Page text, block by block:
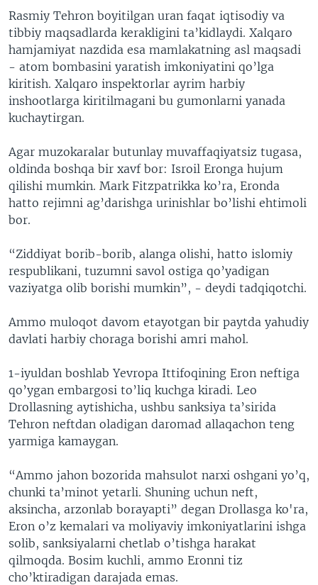
Rasmiy Tehron boyitilgan uran faqat iqtisodiy va
tibbiy maqsadlarda kerakligini ta’kidlaydi. Xalqaro
hamjamiyat nazdida esa mamlakatning asl maqsadi
- atom bombasini yaratish imkoniyatini qo’lga
kiritish. Xalqaro inspektorlar ayrim harbiy
inshootlarga kiritilmagani bu gumonlarni yanada
kuchaytirgan.
Agar muzokaralar butunlay muvaffaqiyatsiz tugasa,
oldinda boshqa bir xavf bor: Isroil Eronga hujum
qilishi mumkin. Mark Fitzpatrikka ko’ra, Eronda
hatto rejimni ag’darishga urinishlar bo’lishi ehtimoli
bor.
“Ziddiyat borib-borib, alanga olishi, hatto islomiy
respublikani, tuzumni savol ostiga qo’yadigan
vaziyatga olib borishi mumkin”, - deydi tadqiqotchi.
Ammo muloqot davom etayotgan bir paytda yahudiy
davlati harbiy choraga borishi amri mahol.
1-iyuldan boshlab Yevropa Ittifoqining Eron neftiga
qo’ygan embargosi to’liq kuchga kiradi. Leo
Drollasning aytishicha, ushbu sanksiya ta’sirida
Tehron neftdan oladigan daromad allaqachon teng
yarmiga kamaygan.
“Ammo jahon bozorida mahsulot narxi oshgani yo’q,
chunki ta’minot yetarli. Shuning uchun neft,
aksincha, arzonlab borayapti” degan Drollasga ko'ra,
Eron o’z kemalari va moliyaviy imkoniyatlarini ishga
solib, sanksiyalarni chetlab o’tishga harakat
qilmoqda. Bosim kuchli, ammo Eronni tiz
cho’ktiradigan darajada emas.